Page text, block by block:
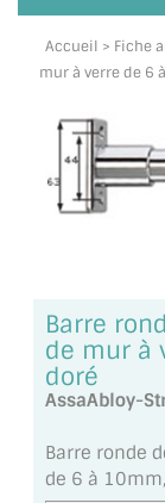
NOUS
DEMANDE
SUIVI DE
GUIDE :
AMBIANCE
Accueil > Fiche
mur à verre de 6
Barre
de mur à
doré
AssaAbloy-
Barre ronde
de 6 à